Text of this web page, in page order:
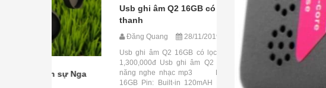
Usb ghi âm Q2 16GB có lọc âm
thanh
Đăng Quang
28/11/2019
Usb ghi âm Q2 16GB có lọc âm thanh giá:
1,300,000đ Usb ghi âm Q2 16GB có chức
năng nghe nhạc mp3 Hỗ trợ bộ nhớ:
16GB Pin: Built-in 120mAH Li-pin PC giao
hình ảnh 4K wifi xem
Đăng Quang
28/11/2019
Camera ngụy trang nút áo
wifi xem qua điện thoại giá:
các bạn đã từng sử dụng
ngụy trang nút áo, chắc hẳn
thấy được sự tiện dụng cũng...